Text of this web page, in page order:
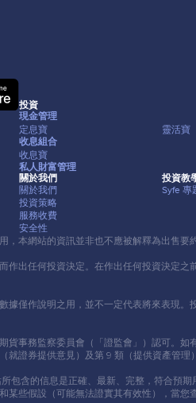
投資
現⾦管理
定息寶 靈活寶
收息組合
收息寶
私⼈財富管理
關於我們
關於我們
投資策略
服務收費
安全性
投資教
Syfe 專
，本網站的資訊並非也不應被解釋為出售
作出任何投資決定。在作出任何投資決定
據僅作說明之⽤，並不⼀定代表將來表現
貨事務監察委員會（「證監會」）認可。
就證券提供意⾒）及第 9 類（提供資產管理
包含的信息是正確、最新、完整，符合預
某些假設（可能無法證實其有效性），當